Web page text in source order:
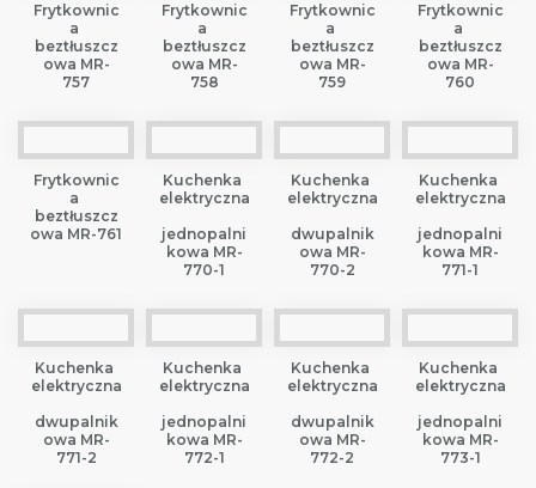
Frytkownic
a
beztłuszcz
owa MR-
757
Frytkownic
a
beztłuszcz
owa MR-
758
Frytkownic
a
beztłuszcz
owa MR-
759
Frytkownic
a
beztłuszcz
owa MR-
760
Frytkownic
a
beztłuszcz
owa MR-761
Kuchenka
elektryczna
jednopalni
kowa MR-
770-1
Kuchenka
elektryczna
dwupalnik
owa MR-
770-2
Kuchenka
elektryczna
jednopalni
kowa MR-
771-1
Kuchenka
elektryczna
dwupalnik
owa MR-
771-2
Kuchenka
elektryczna
jednopalni
kowa MR-
772-1
Kuchenka
elektryczna
dwupalnik
owa MR-
772-2
Kuchenka
elektryczna
jednopalni
kowa MR-
773-1